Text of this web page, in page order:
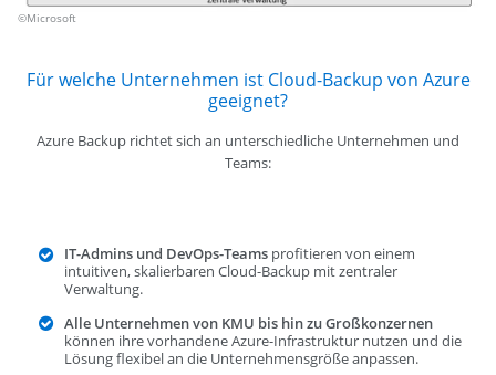
©Microsoft
Für welche Unternehmen ist Cloud-Backup von Azure
geeignet?
Azure Backup richtet sich an unterschiedliche Unternehmen und
Teams:
IT-Admins und DevOps-Teams profitieren von einem
intuitiven, skalierbaren Cloud-Backup mit zentraler
Verwaltung.
Alle Unternehmen von KMU bis hin zu Großkonzernen
können ihre vorhandene Azure-Infrastruktur nutzen und die
Lösung flexibel an die Unternehmensgröße anpassen.